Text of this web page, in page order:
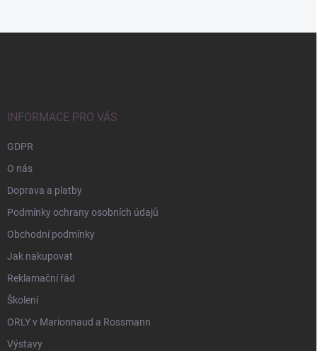
INFORMACE PRO VÁS
GDPR
O nás
Doprava a platby
Podmínky ochrany osobních údajů
Obchodní podmínky
Jak nakupovat
Reklamační řád
Školení
ORLY v Marionnaud a Rossmann
Výstavy